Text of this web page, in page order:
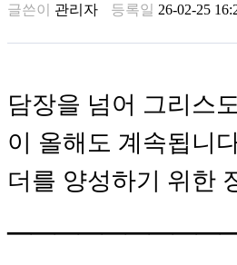
꼴
크
넷
소
합
장
글쓴이 관리자 등록일 26-02-25
담장을 넘어 그리스
이 올해도 계속됩니
더를 양성하기 위한